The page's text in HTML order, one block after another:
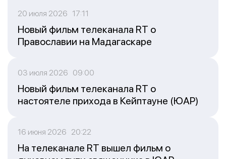
20 июля 2026 17:11
Новый фильм телеканала RT о
Православии на Мадагаскаре
03 июля 2026 09:00
Новый фильм телеканала RT о
настоятеле прихода в Кейптауне (ЮАР)
16 июня 2026 20:22
На телеканале RT вышел фильм о